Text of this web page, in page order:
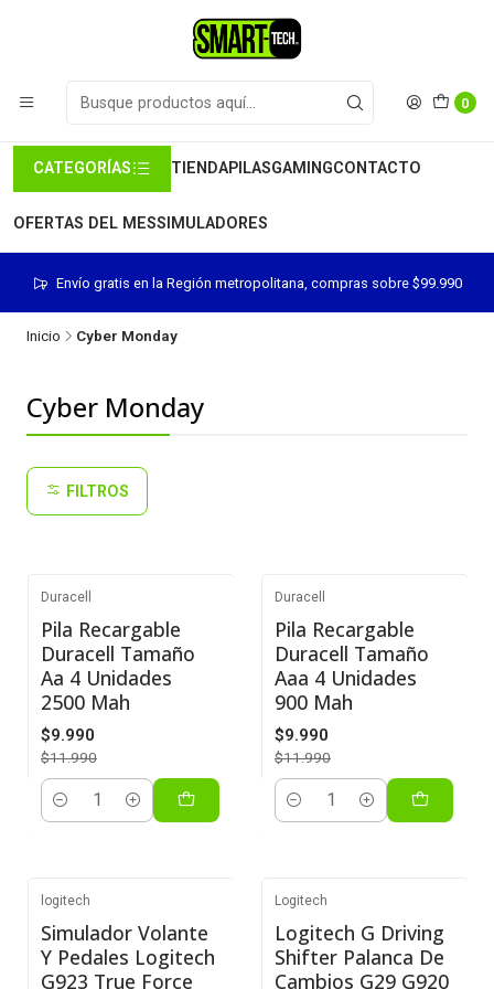
0
CATEGORÍAS TIENDAPILASGAMINGCONTACTO
OFERTAS DEL MESSIMULADORES
Envío gratis en la Región metropolitana, compras sobre $99.990
Inicio Cyber Monday
Cyber Monday
FILTROS
-17%
Duracell
Pila Recargable
Duracell Tamaño
Aa 4 Unidades
2500 Mah
$9.990
$11.990
Cantidad
-17%
Duracell
Pila Recargable
Duracell Tamaño
Aaa 4 Unidades
900 Mah
$9.990
$11.990
Cantidad
-26%
logitech
Simulador Volante
Y Pedales Logitech
G923 True Force
-33%
Logitech
Logitech G Driving
Shifter Palanca De
Cambios G29 G920